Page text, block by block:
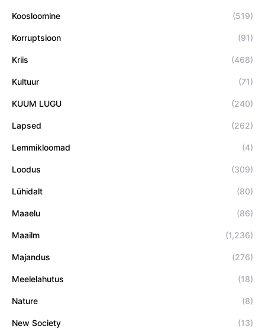
Koosloomine (519)
Korruptsioon (91)
Kriis (468)
Kultuur (71)
KUUM LUGU (240)
Lapsed (262)
Lemmikloomad (4)
Loodus (309)
Lühidalt (80)
Maaelu (86)
Maailm (1,236)
Majandus (276)
Meelelahutus (18)
Nature (8)
New Society (13)